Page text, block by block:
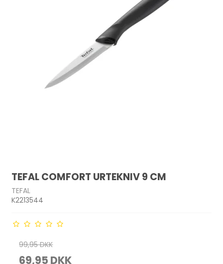
TEFAL COMFORT URTEKNIV 9 CM
TEFAL
K2213544
99,95 DKK
69,95 DKK